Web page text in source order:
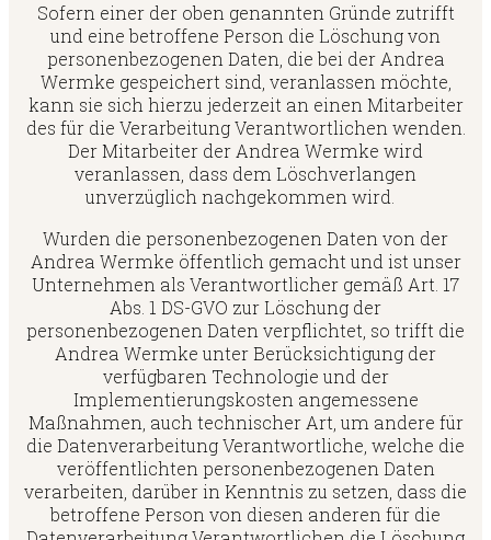
Sofern einer der oben genannten Gründe zutrifft
und eine betroffene Person die Löschung von
personenbezogenen Daten, die bei der Andrea
Wermke gespeichert sind, veranlassen möchte,
kann sie sich hierzu jederzeit an einen Mitarbeiter
des für die Verarbeitung Verantwortlichen wenden.
Der Mitarbeiter der Andrea Wermke wird
veranlassen, dass dem Löschverlangen
unverzüglich nachgekommen wird.
Wurden die personenbezogenen Daten von der
Andrea Wermke öffentlich gemacht und ist unser
Unternehmen als Verantwortlicher gemäß Art. 17
Abs. 1 DS-GVO zur Löschung der
personenbezogenen Daten verpflichtet, so trifft die
Andrea Wermke unter Berücksichtigung der
verfügbaren Technologie und der
Implementierungskosten angemessene
Maßnahmen, auch technischer Art, um andere für
die Datenverarbeitung Verantwortliche, welche die
veröffentlichten personenbezogenen Daten
verarbeiten, darüber in Kenntnis zu setzen, dass die
betroffene Person von diesen anderen für die